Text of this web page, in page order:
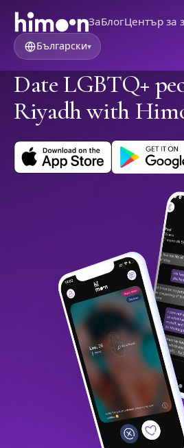
ЗаБлогЦентър за
Български▾
Date LGBTQ+
Riyadh with